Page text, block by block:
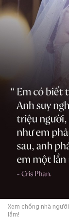
Xem chồng nhà
lắm!